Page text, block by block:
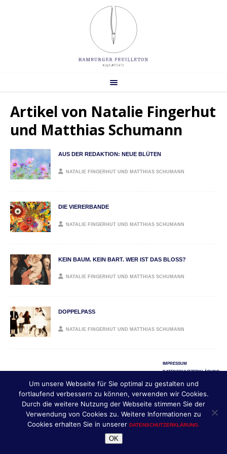
Artikel von Natalie Fingerhut
und Matthias Schumann
AUS DER REDAKTION: NEUE BLÜTEN
NATALIE FINGERHUT UND MATTHIAS SCHUMANN
DIE VIERERBANDE
NATALIE FINGERHUT UND MATTHIAS SCHUMANN
KEIN BAUM. KEIN BART. WER IST DAS BLOSS?
NATALIE FINGERHUT UND MATTHIAS SCHUMANN
DOPPELPASS
NATALIE FINGERHUT UND MATTHIAS SCHUMANN
IMPRESSUM
DATENSCHUTZERKLÄRUNG
Copyright © 2026 | HAMBURGER FEUILLETON | Design &
Umsetzung: HAMBURGER FEUILLETON, in Kooperation mit
MH THEMES
Frankfurt/M.
Um unsere Webseite für Sie optimal zu gestalten und
fortlaufend verbessern zu können, verwenden wir Cookies.
Durch die weitere Nutzung der Webseite stimmen Sie der
Verwendung von Cookies zu. Weitere Informationen zu
Cookies erhalten Sie in unserer DATENSCHUTZERKLÄRUNG.
OK